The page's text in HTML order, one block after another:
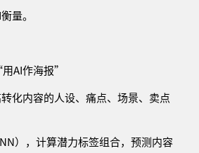
量。
AI作海报”
化内容的人设、痛点、场景、卖点
），计算潜力标签组合，预测内容